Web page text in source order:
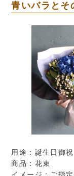
青いバラとそ
用途：誕生日御祝
商品：花束
イメージ：ご指